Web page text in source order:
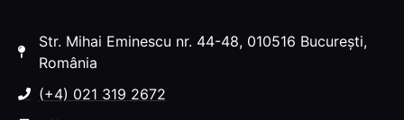
Str. Mihai Eminescu nr. 44-48, 010516 București,
România
(+4) 021 319 2672